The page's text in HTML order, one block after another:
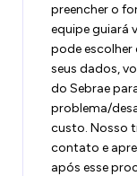
preencher o
equipe guiará
pode escolher
seus dados,
do Sebrae
problema/
custo. Nosso
contato e
após esse